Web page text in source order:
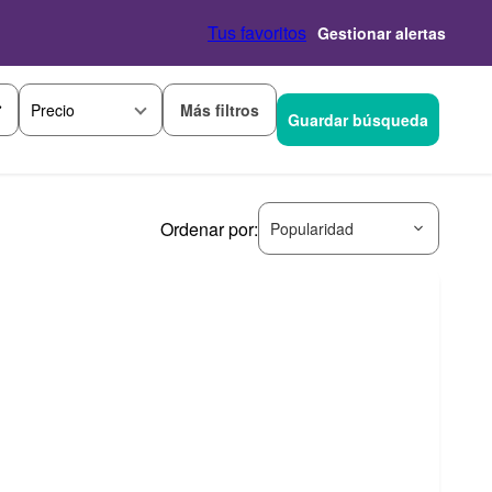
Tus favoritos Gestionar alertas
Precio Más filtros Guardar búsqueda
Ordenar por: Popularidad